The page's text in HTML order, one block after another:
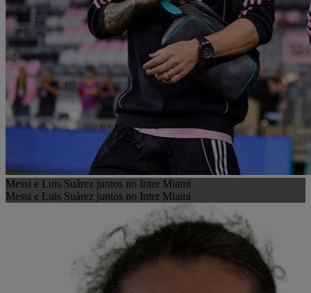
Messi e Luis Suárez juntos no Inter Miami
Messi e Luis Suárez juntos no Inter Miami